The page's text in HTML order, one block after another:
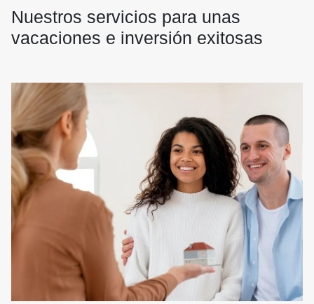
Nuestros servicios para unas
vacaciones e inversión exitosas